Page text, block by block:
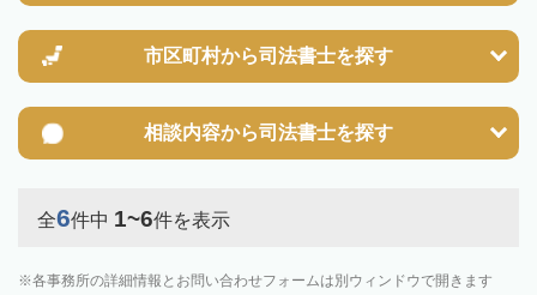
市区町村から司法書士を探す
相談内容から司法書士を探す
全6件中 1~6件を表示
各事務所の詳細情報とお問い合わせフォームは別ウィンドウで開きます